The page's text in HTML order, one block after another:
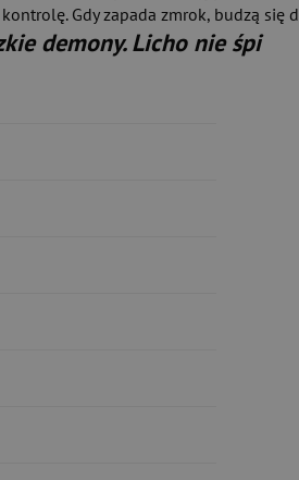
Gdy zapada zmrok, budzą się
demony. Licho nie śpi